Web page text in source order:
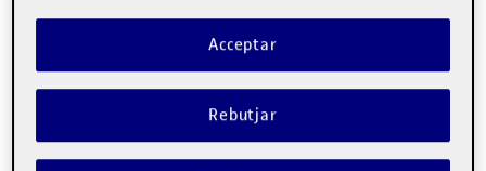
Para la práctica final de la asignatura de Programación de
videojuegos 2D he de decidido hacer un juego del género Tower
Defensa con temática de barcos y piratería. Se ha partido de un
nuevo proyecto en blanco y se ha construido la base necesaria
para crear distintos tipos de torretas, enemigos y niveles.
Algunas de las funcionalidades implementadas son: Sistema de
construcción y gestión de recursos. Torretas con inteligencia
Rebutjar
Acceptar